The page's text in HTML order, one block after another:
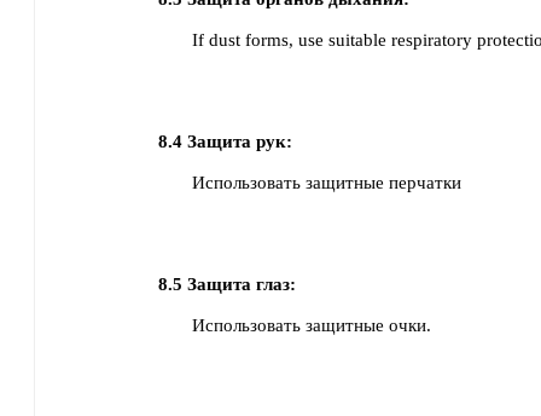
If dust forms, use suitable respiratory
8.4 Защита рук:
Использовать защитные перчатки
8.5 Защита глаз:
Использовать защитные очки.